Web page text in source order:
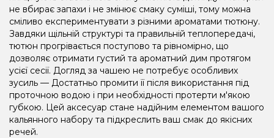
не вбирає запахи і не змінює смаку суміші, тому можна
сміливо експериментувати з різними ароматами тютюну.
Завдяки щільній структурі та правильній теплопередачі,
тютюн прогрівається поступово та рівномірно, що
дозволяє отримати густий та ароматний дим протягом
усієї сесії. Догляд за чашею не потребує особливих
зусиль — Достатньо промити її після використання під
проточною водою і при необхідності протерти м'якою
губкою. Цей аксесуар стане надійним елементом вашого
кальянного набору та підкреслить ваш смак до якісних
речей.